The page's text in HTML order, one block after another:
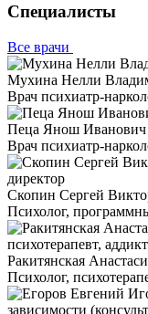
Специалисты
Все врачи
Мухина Нелли
Врач психиатр-
Пеца Янош Иванович
Врач психиатр-
Скопин Сергей
Психолог,
Ракитянская
Психолог,